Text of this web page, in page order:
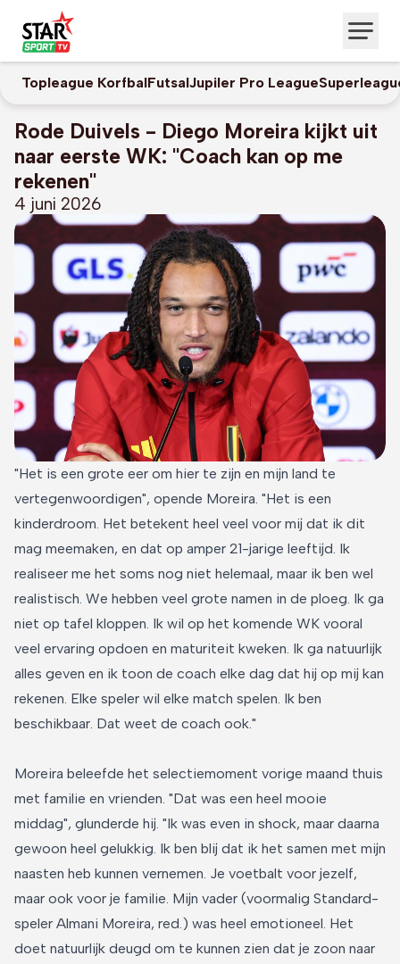
Topleague KorfbalFutsalJupiler Pro League
Rode Duivels - Diego Moreira kijkt uit
naar eerste WK: "Coach kan op me
rekenen"
4 juni 2026
"Het is een grote eer om hier te zijn en mijn land te
vertegenwoordigen", opende Moreira. "Het is een
kinderdroom. Het betekent heel veel voor mij dat ik dit
mag meemaken, en dat op amper 21-jarige leeftijd. Ik
realiseer me het soms nog niet helemaal, maar ik ben wel
realistisch. We hebben veel grote namen in de ploeg. Ik ga
niet op tafel kloppen. Ik wil op het komende WK vooral
veel ervaring opdoen en maturiteit kweken. Ik ga natuurlijk
alles geven en ik toon de coach elke dag dat hij op mij kan
rekenen. Elke speler wil elke match spelen. Ik ben
beschikbaar. Dat weet de coach ook."
Moreira beleefde het selectiemoment vorige maand thuis
met familie en vrienden. "Dat was een heel mooie
middag", glunderde hij. "Ik was even in shock, maar daarna
gewoon heel gelukkig. Ik ben blij dat ik het samen met mijn
naasten heb kunnen vernemen. Je voetbalt voor jezelf,
maar ook voor je familie. Mijn vader (voormalig Standard-
speler Almani Moreira, red.) was heel emotioneel. Het
doet natuurlijk deugd om te kunnen zien dat je zoon naar